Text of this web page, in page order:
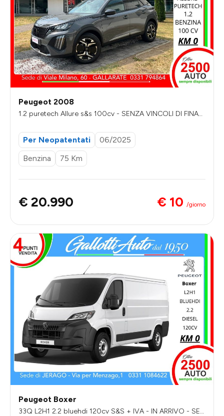
Peugeot 2008
1.2 puretech Allure s&s 100cv - SENZA VINCOLI DI FINAN
Per Neopatentati
06/2025
Benzina
75 Km
€ 20.990 € 10 /giorno
Peugeot Boxer
33Q L2H1 2.2 bluehdi 120cv S&S + IVA - IN ARRIVO - SEN